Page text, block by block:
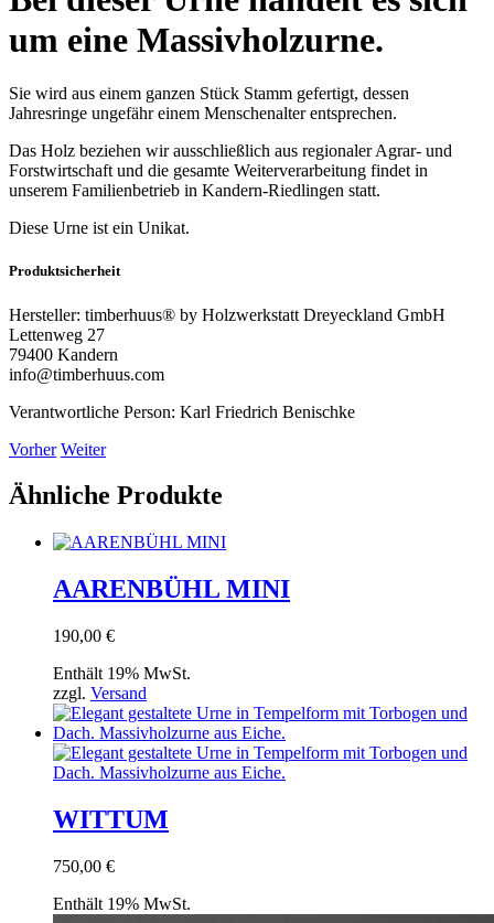
um eine Massivholzurne.
Sie wird aus einem ganzen Stück Stamm gefertigt, dessen
Jahresringe ungefähr einem Menschenalter entsprechen.
Das Holz beziehen wir ausschließlich aus regionaler Agrar- und
Forstwirtschaft und die gesamte Weiterverarbeitung findet in
unserem Familienbetrieb in Kandern-Riedlingen statt.
Diese Urne ist ein Unikat.
Produktsicherheit
Hersteller: timberhuus® by Holzwerkstatt Dreyeckland GmbH
Lettenweg 27
79400 Kandern
info@timberhuus.com
Verantwortliche Person: Karl Friedrich Benischke
Vorher Weiter
Ähnliche Produkte
AARENBÜHL MINI
190,00 €
Enthält 19% MwSt.
zzgl. Versand
WITTUM
750,00 €
Enthält 19% MwSt.